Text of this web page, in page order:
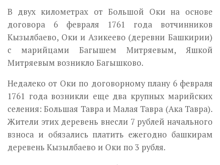
В двух километрах от Большой Оки на основе
договора 6 февраля 1761 года вотчинников
Кызылбаево, Оки и Азикеево (деревни Башки­рии)
с марийцами Багышем Митряевым, Яшкой
Митряевым возникло Багышково.
Недалеко от Оки по договорному плану 6 февраля
1761 года возник­ли еще два крупных марийских
селения: Большая Тавра и Малая Тав­ра (Ака Тавра).
Жители этих деревень внесли 7 рублей начального
взноса и обязались платить ежегодно башкирам
деревень Кызылбаево и Оки по 3 рубля.